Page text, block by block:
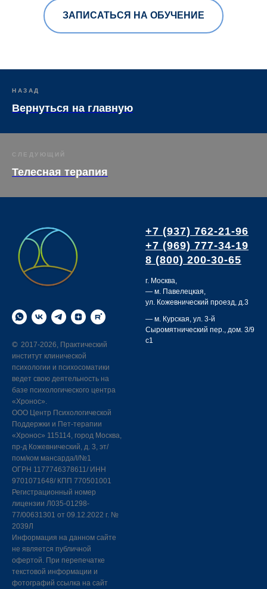
ЗАПИСАТЬСЯ НА ОБУЧЕНИЕ
НАЗАД
Вернуться на главную
СЛЕДУЮЩИЙ
Телесная терапия
© 2017-2026, Практический
институт клинической
психологии и психосоматики
ведет свою деятельность на
базе психологического центра
«Хронос».
ООО Центр Психологической
Поддержки и Пет-терапии
«Хронос» 115114, город Москва,
пр-д Кожевнический, д. 3, эт/
пом/ком мансарда/I/№1
ОГРН 1177746378611/ ИНН
9701071648/ КПП 770501001
Регистрационный номер
лицензии Л035-01298-
77/00631301 от 09.12.2022 г. №
2039Л
Информация на данном сайте
не является публичной
офертой. При перепечатке
текстовой информации и
фотографий ссылка на сайт
+7 (937) 762-21-96
+7 (969) 777-34-19
8 (800) 200-30-65
г. Москва,
— м. Павелецкая,
ул. Кожевнический проезд, д.3
— м. Курская, ул. 3-й
Сыромятнический пер., дом. 3/9
с1